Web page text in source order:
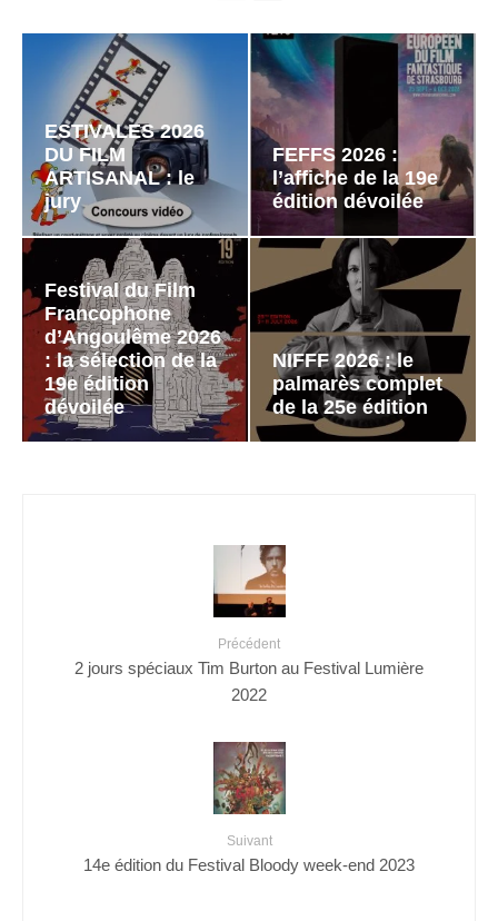
ESTIVALES 2026
DU FILM
ARTISANAL : le
jury
FEFFS 2026 :
l’affiche de la 19e
édition dévoilée
Festival du Film
Francophone
d’Angoulême 2026
: la sélection de la
19e édition
dévoilée
NIFFF 2026 : le
palmarès complet
de la 25e édition
Précédent
2 jours spéciaux Tim Burton au Festival Lumière
2022
Suivant
14e édition du Festival Bloody week-end 2023